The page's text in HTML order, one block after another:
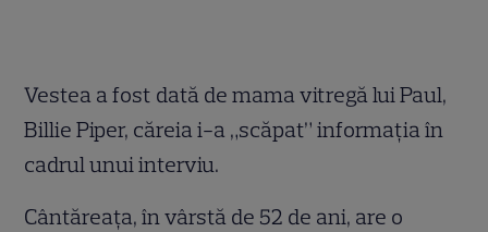
Vestea a fost dată de mama vitregă lui Paul,
Billie Piper, căreia i-a „scăpat” informația în
cadrul unui interviu.
Cântăreața, în vârstă de 52 de ani, are o